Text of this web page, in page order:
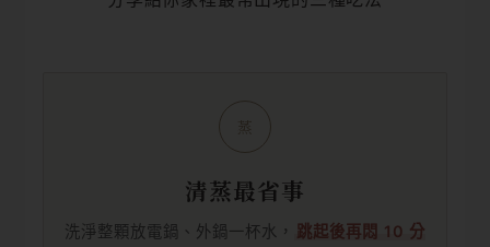
蒸
清蒸最省事
洗淨整顆放電鍋、外鍋一杯水，
跳起後再悶 10 分